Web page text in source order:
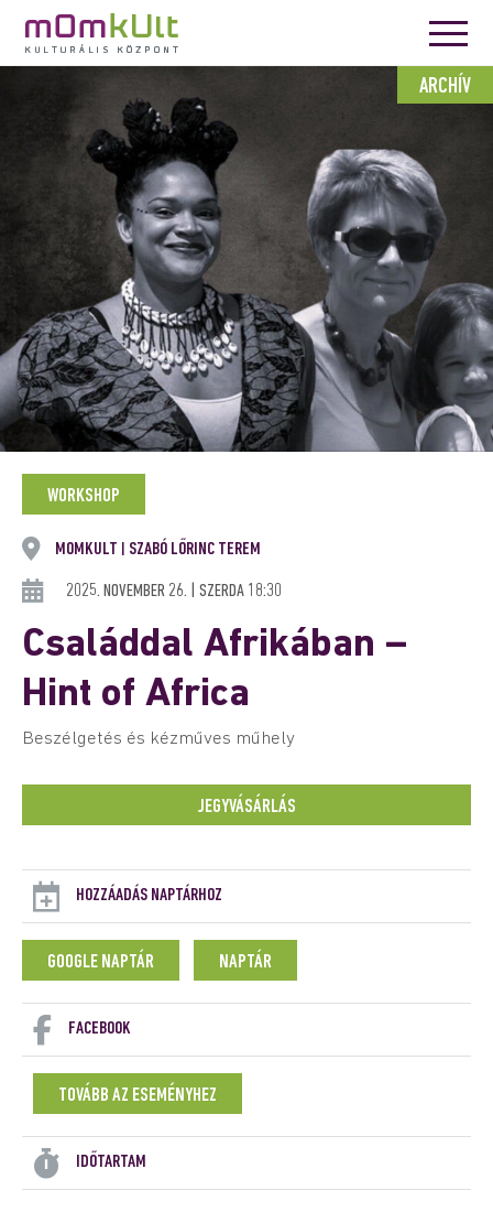
ARCHÍV
WORKSHOP
MOMKULT SZABÓ LŐRINC TEREM
2025. NOVEMBER 26. | SZERDA 18:30
Családdal Afrikában –
Hint of Africa
Beszélgetés és kézműves műhely
JEGYVÁSÁRLÁS
HOZZÁADÁS NAPTÁRHOZ
GOOGLE NAPTÁR NAPTÁR
FACEBOOK
TOVÁBB AZ ESEMÉNYHEZ
IDŐTARTAM